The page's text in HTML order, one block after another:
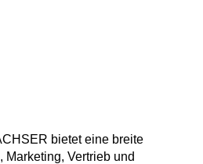
bietet eine breite
Vertrieb und